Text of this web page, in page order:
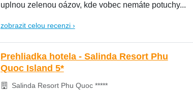
uplnou zelenou oázov, kde vobec nemáte potuchy...
zobrazit celou recenzi ›
Prehliadka hotela - Salinda Resort Phu
Quoc Island 5*
Salinda Resort Phu Quoc *****